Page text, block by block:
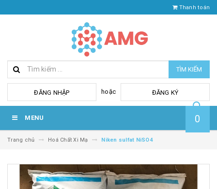
Thanh toán
TÌM KIẾM
ĐĂNG NHẬP hoặc ĐĂNG KÝ
MENU 0
Trang chủ Hoá Chất Xi Mạ Niken sulfat NiSO4